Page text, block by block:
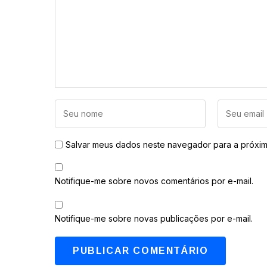
Salvar meus dados neste navegador para a
Notifique-me sobre novos comentários por e-mail.
Notifique-me sobre novas publicações por e-mail.